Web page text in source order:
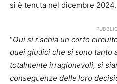
si è tenuta nel dicembre 2024.
“Qui si rischia un corto
quei giudici che si sono tanto
totalmente irragionevoli, si
conseguenze delle loro